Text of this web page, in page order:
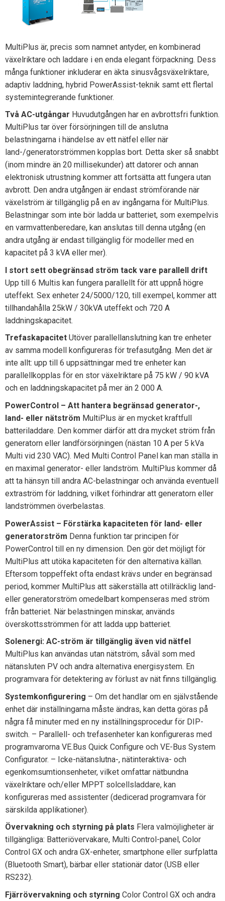
MultiPlus är, precis som namnet antyder, en kombinerad
växelriktare och laddare i en enda elegant förpackning. Dess
många funktioner inkluderar en äkta sinusvågsväxelriktare,
adaptiv laddning, hybrid PowerAssist-teknik samt ett flertal
systemintegrerande funktioner.
Två AC-utgångar Huvudutgången har en avbrottsfri funktion.
MultiPlus tar över försörjningen till de anslutna
belastningarna i händelse av ett nätfel eller när
land-/generatorströmmen kopplas bort. Detta sker så snabbt
(inom mindre än 20 millisekunder) att datorer och annan
elektronisk utrustning kommer att fortsätta att fungera utan
avbrott. Den andra utgången är endast strömförande när
växelström är tillgänglig på en av ingångarna för MultiPlus.
Belastningar som inte bör ladda ur batteriet, som exempelvis
en varmvattenberedare, kan anslutas till denna utgång (en
andra utgång är endast tillgänglig för modeller med en
kapacitet på 3 kVA eller mer).
I stort sett obegränsad ström tack vare parallell drift
Upp till 6 Multis kan fungera parallellt för att uppnå högre
uteffekt. Sex enheter 24/5000/120, till exempel, kommer att
tillhandahålla 25kW / 30kVA uteffekt och 720 A
laddningskapacitet.
Trefaskapacitet Utöver parallellanslutning kan tre enheter
av samma modell konfigureras för trefasutgång. Men det är
inte allt: upp till 6 uppsättningar med tre enheter kan
parallellkopplas för en stor växelriktare på 75 kW / 90 kVA
och en laddningskapacitet på mer än 2 000 A.
PowerControl – Att hantera begränsad generator-,
land- eller nätström MultiPlus är en mycket kraftfull
batteriladdare. Den kommer därför att dra mycket ström från
generatorn eller landförsörjningen (nästan 10 A per 5 kVa
Multi vid 230 VAC). Med Multi Control Panel kan man ställa in
en maximal generator- eller landström. MultiPlus kommer då
att ta hänsyn till andra AC-belastningar och använda eventuell
extraström för laddning, vilket förhindrar att generatorn eller
landströmmen överbelastas.
PowerAssist – Förstärka kapaciteten för land- eller
generatorström Denna funktion tar principen för
PowerControl till en ny dimension. Den gör det möjligt för
MultiPlus att utöka kapaciteten för den alternativa källan.
Eftersom toppeffekt ofta endast krävs under en begränsad
period, kommer MultiPlus att säkerställa att otillräcklig land-
eller generatorström omedelbart kompenseras med ström
från batteriet. När belastningen minskar, används
överskottsströmmen för att ladda upp batteriet.
Solenergi: AC-ström är tillgänglig även vid nätfel
MultiPlus kan användas utan nätström, såväl som med
nätansluten PV och andra alternativa energisystem. En
programvara för detektering av förlust av nät finns tillgänglig.
Systemkonfigurering – Om det handlar om en självstående
enhet där inställningarna måste ändras, kan detta göras på
några få minuter med en ny inställningsprocedur för DIP-
switch. – Parallell- och trefasenheter kan konfigureras med
programvarorna VE.Bus Quick Configure och VE-Bus System
Configurator. – Icke-nätanslutna-, nätinteraktiva- och
egenkomsumtionsenheter, vilket omfattar nätbundna
växelriktare och/eller MPPT solcellsladdare, kan
konfigureras med assistenter (dedicerad programvara för
särskilda applikationer).
Övervakning och styrning på plats Flera valmöjligheter är
tillgängliga: Batteriövervakare, Multi Control-panel, Color
Control GX och andra GX-enheter, smartphone eller surfplatta
(Bluetooth Smart), bärbar eller stationär dator (USB eller
RS232).
Fjärrövervakning och styrning Color Control GX och andra